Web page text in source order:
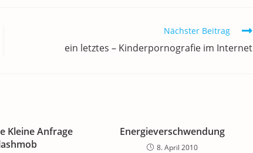
Nächster Beitrag
ein letztes – Kinderpornografie im Internet
Kleine Anfrage
Energieverschwendung
8. April 2010